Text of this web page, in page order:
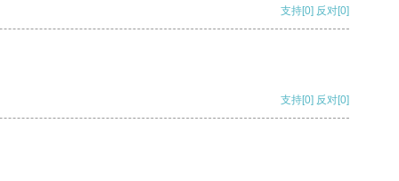
支持[0] 反对[0]
支持[0] 反对[0]